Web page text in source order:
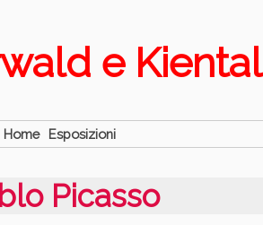
e Kiental
Home Esposizioni
Picasso